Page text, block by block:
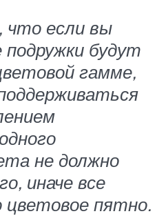
если вы
будут
гамме,
не должно
иначе все
цветовое пятно.